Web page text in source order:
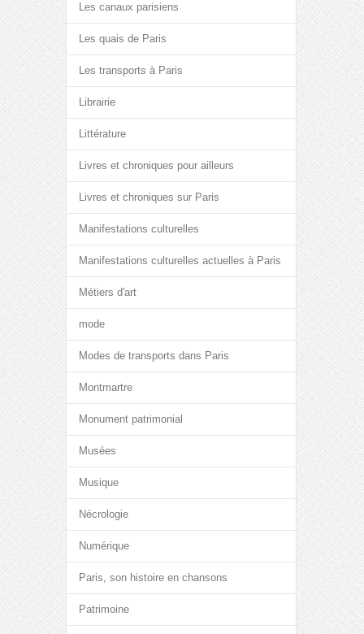
Les canaux parisiens
Les quais de Paris
Les transports à Paris
Librairie
Littérature
Livres et chroniques pour ailleurs
Livres et chroniques sur Paris
Manifestations culturelles
Manifestations culturelles actuelles à Paris
Métiers d'art
mode
Modes de transports dans Paris
Montmartre
Monument patrimonial
Musées
Musique
Nécrologie
Numérique
Paris, son histoire en chansons
Patrimoine